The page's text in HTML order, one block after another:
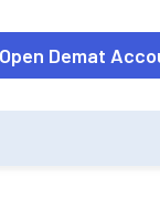
into the input
Open Demat